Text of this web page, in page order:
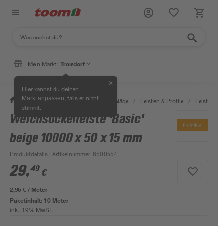
Mein Markt: Troisdorf
Hier kannst du deinen
Markt anpassen , falls er nicht
stimmt.
✕
/ Bauen & Renovieren / Bodenbeläge / Leisten & Profile / Leisten
Weichsockelleiste 'Basic'
beige 10000 x 50 x 15 mm
Produktdetails | Artikelnummer:6500554
29,49 €
2,95 € / Meter
Paketinhalt: 10 Meter
inkl. 19% MwSt.